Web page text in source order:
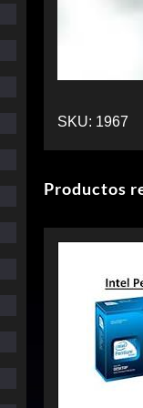
SKU: 1967
Productos